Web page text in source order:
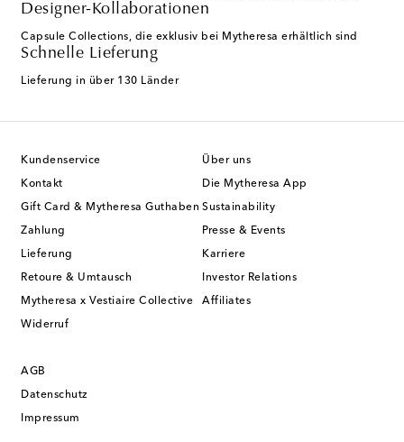
Designer-Kollaborationen
Capsule Collections, die exklusiv bei Mytheresa erhältlich sind
Schnelle Lieferung
Lieferung in über 130 Länder
Kundenservice
Kontakt
Gift Card & Mytheresa Guthaben
Zahlung
Lieferung
Retoure & Umtausch
Mytheresa x Vestiaire Collective
Widerruf
Über uns
Die Mytheresa App
Sustainability
Presse & Events
Karriere
Investor Relations
Affiliates
AGB
Datenschutz
Impressum